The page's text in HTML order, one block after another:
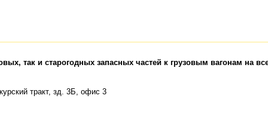
так и старогодных запасных частей к грузовым вагонам на
тракт, зд. 3Б, офис 3